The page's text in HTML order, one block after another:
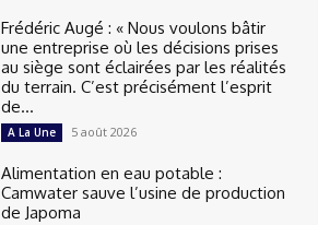
Frédéric Augé : « Nous voulons bâtir
une entreprise où les décisions prises
au siège sont éclairées par les réalités
du terrain. C’est précisément l’esprit
de...
A La Une 5 août 2026
Alimentation en eau potable :
Camwater sauve l’usine de production
de Japoma